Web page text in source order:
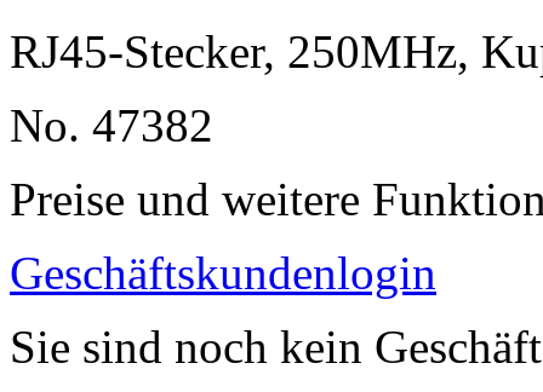
RJ45-Stecker, 250MHz,
No. 47382
Preise und weitere
Geschäftskundenlogin
Sie sind noch kein